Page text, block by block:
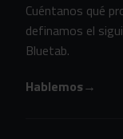
Cuéntanos qué
definamos el
Bluetab.
Hablemos→